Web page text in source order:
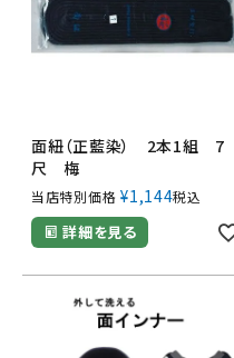
面紐（正藍染） 2本1組 7
尺 梅
当店特別価格 ¥1,144税込
詳細を見る